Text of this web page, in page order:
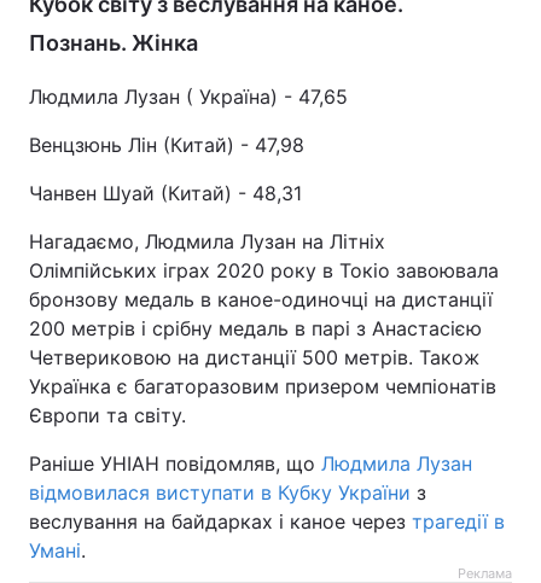
Познань. Жінка
Людмила Лузан ( Україна) - 47,65
Венцзюнь Лін (Китай) - 47,98
Чанвен Шуай (Китай) - 48,31
Нагадаємо, Людмила Лузан на Літніх
Олімпійських іграх 2020 року в Токіо завоювала
бронзову медаль в каное-одиночці на дистанції
200 метрів і срібну медаль в парі з Анастасією
Четвериковою на дистанції 500 метрів. Також
Українка є багаторазовим призером чемпіонатів
Європи та світу.
Раніше УНІАН повідомляв, що Людмила Лузан
відмовилася виступати в Кубку України з
веслування на байдарках і каное через трагедії в
Умані.
Реклама